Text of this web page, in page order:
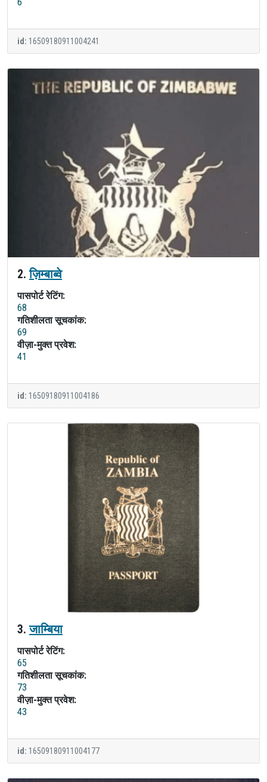
id: 16509180911004241
2.ज़िम्बाब्वे
पासपोर्ट रेटिंग:
68
गतिशीलता सूचकांक:
69
वीज़ा-मुक्त प्रवेश:
41
id: 16509180911004186
3.जाम्बिया
पासपोर्ट रेटिंग:
65
गतिशीलता सूचकांक:
73
वीज़ा-मुक्त प्रवेश:
43
id: 16509180911004177